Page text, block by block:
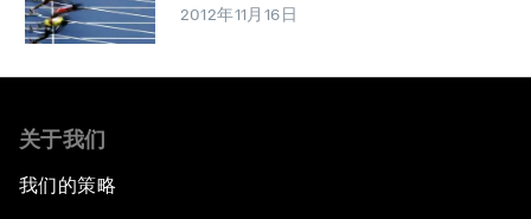
2012年11月16日
关于我们
我们的策略